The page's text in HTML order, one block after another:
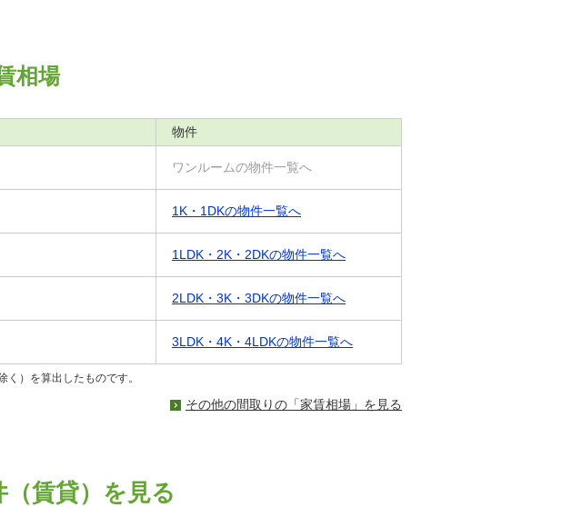
相場
物件
ワンルームの物件一覧へ
1K・1DKの物件一覧へ
1LDK・2K・2DKの物件一覧へ
2LDK・3K・3DKの物件一覧へ
3LDK・4K・4LDKの物件一覧へ
）を算出したものです。
その他の間取りの「家賃相場」を見る
賃貸）を見る